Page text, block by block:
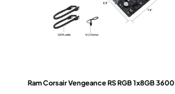
Ram Corsair Vengeance RS RGB 1x8GB 3600